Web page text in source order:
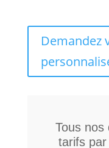
Demandez
Tous nos
tarifs